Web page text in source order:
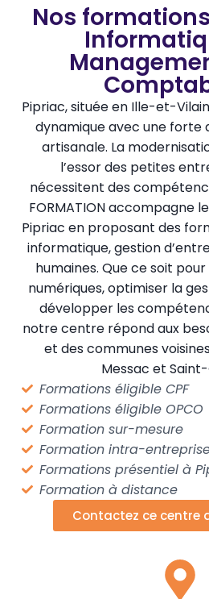
Nos
Pipriac, située en Ille-et-
dynamique avec une forte
artisanale. La
l’essor des petites
nécessitent des
FORMATION accompagne
Pipriac en proposant des
informatique, gestion
humaines. Que ce soit
numériques, optimiser la
développer les
notre centre répond aux
et des communes
Messac et
Formations éligible CPF
Formations éligible OPCO
Formation sur-mesure
Formation intra-
Formations présentiel à
Formation à distance
Contactez ce centre